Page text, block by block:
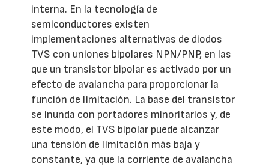
interna. En la tecnología de
semiconductores existen
implementaciones alternativas de diodos
TVS con uniones bipolares NPN/PNP, en las
que un transistor bipolar es activado por un
efecto de avalancha para proporcionar la
función de limitación. La base del transistor
se inunda con portadores minoritarios y, de
este modo, el TVS bipolar puede alcanzar
una tensión de limitación más baja y
constante, ya que la corriente de avalancha